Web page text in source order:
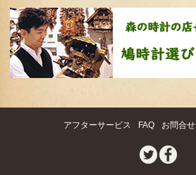
アフターサービス FAQ お問合せ